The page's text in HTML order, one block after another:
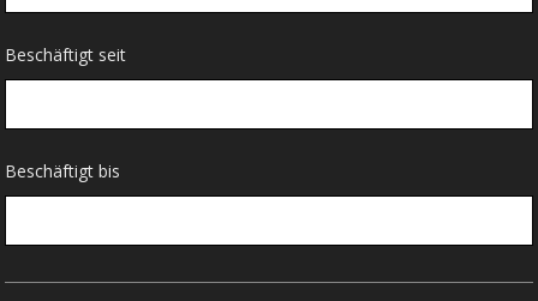
Beschäftigt seit
Beschäftigt bis